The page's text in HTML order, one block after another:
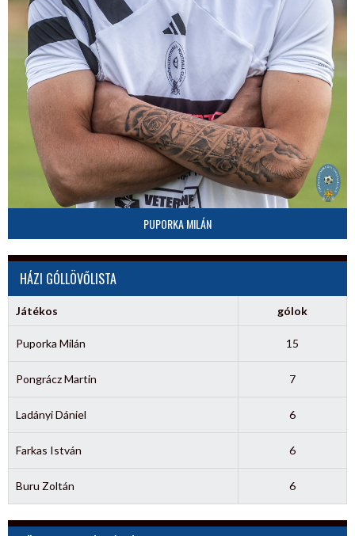
PUPORKA MILÁN
HÁZI GÓLLÖVŐLISTA
Játékos gólok
Puporka Milán 15
Pongrácz Martin 7
Ladányi Dániel 6
Farkas István 6
Buru Zoltán 6